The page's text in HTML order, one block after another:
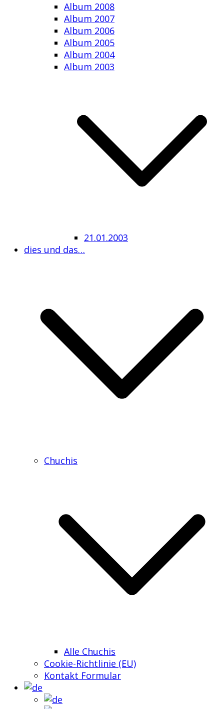
Album 2008
Album 2007
Album 2006
Album 2005
Album 2004
Album 2003
21.01.2003
dies und das…
Chuchis
Alle Chuchis
Cookie-Richtlinie (EU)
Kontakt Formular